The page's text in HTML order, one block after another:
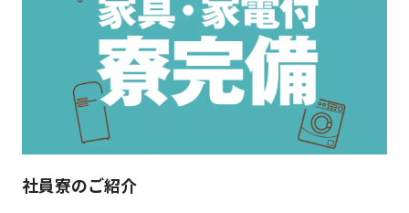
社員寮のご紹介